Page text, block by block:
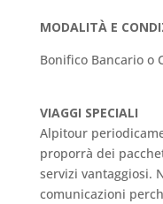
MODALITÀ E
Bonifico Bancario o
VIAGGI SPECIALI
Alpitour
proporrà dei
servizi vantaggiosi.
comunicazioni